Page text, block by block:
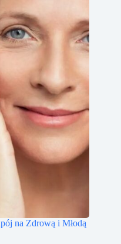
na Zdrową i Młodą